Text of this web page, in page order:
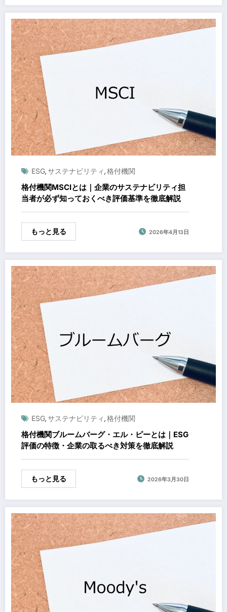
ESG,サステナビリティ,格付機関
格付機関MSCIとは｜企業のサステナビリティ担
当者が必ず知っておくべき評価基準を徹底解説
もっと見る 2026年4月13日
ESG,サステナビリティ,格付機関
格付機関ブルームバーグ・エル・ピーとは｜ESG
評価の特徴・企業の取るべき対策を徹底解説
もっと見る 2026年3月30日